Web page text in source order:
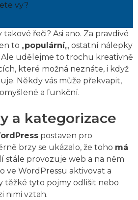
vy?
řeči? Asi ano. Za pravdivé
to „populární„, ostatní nálepky
Ale udělejme to trochu kreativně
které možná neznáte, i když
Někdy vás může překvapit,
a funkční.
a kategorizace
postaven pro
brzy se ukázalo, že toho má
stále provozuje web a na něm
ve WordPressu aktivovat a
těžké tyto pojmy odlišit nebo
nimi vztah.